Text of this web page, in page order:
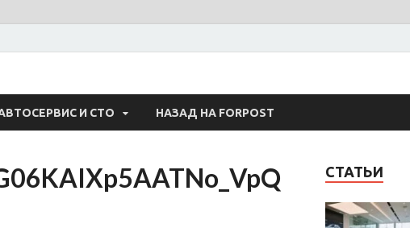
И СТО НАЗАД НА FORPOST
СТАТЬИ